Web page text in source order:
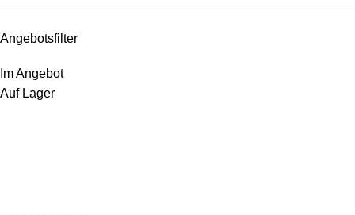
Angebotsfilter
Im Angebot
Auf Lager